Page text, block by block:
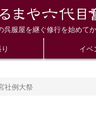
呉服屋を継ぐ修行を始めて
イベ
社例大祭